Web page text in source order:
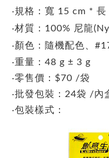
‧規格：寬 15 cm * 長
‧材質：100% 尼龍
‧顏色：隨機配色 、
‧重量：48 g ± 3 g
‧零售價：$70 /袋
‧批發包裝：24袋 /內
‧包裝樣式：